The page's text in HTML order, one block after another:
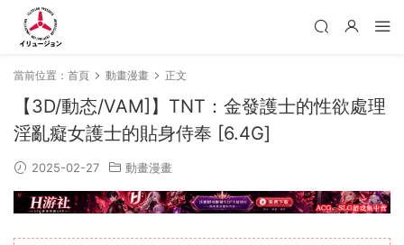
當前位置： 首頁 動畫漫畫 正文
【3D/動态/VAM]】TNT：金發護士的性欲處理
淫亂癡女護士的貼身侍奉 [6.4G]
2025-02-27 動畫漫畫